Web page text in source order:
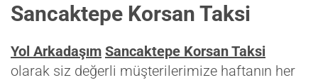
Sancaktepe Korsan Taksi
Yol Arkadaşım Sancaktepe Korsan Taksi
olarak siz değerli müşterilerimize haftanın her